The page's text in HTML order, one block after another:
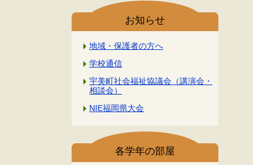
お知らせ
地域・保護者の方へ
学校通信
宇美町社会福祉協議会（講演会・
相談会）
NIE福岡県大会
各学年の部屋